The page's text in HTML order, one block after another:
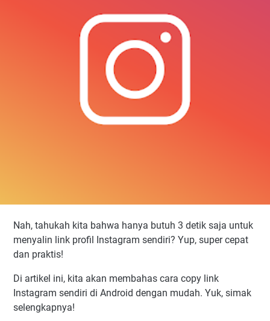
Nah, tahukah kita bahwa hanya butuh 3 detik saja untuk
menyalin link profil Instagram sendiri? Yup, super cepat
dan praktis!
Di artikel ini, kita akan membahas cara copy link
Instagram sendiri di Android dengan mudah. Yuk, simak
selengkapnya!